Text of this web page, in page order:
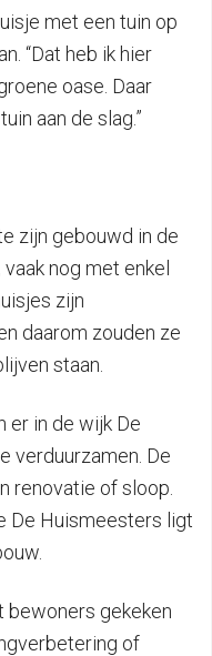
met een tuin op
“Dat heb ik hier
oase. Daar
aan de slag.”
zijn gebouwd in de
nog met enkel
zijn
daarom zouden ze
staan.
er in de wijk De
verduurzamen. De
renovatie of sloop.
De Huismeesters ligt
bewoners gekeken
of